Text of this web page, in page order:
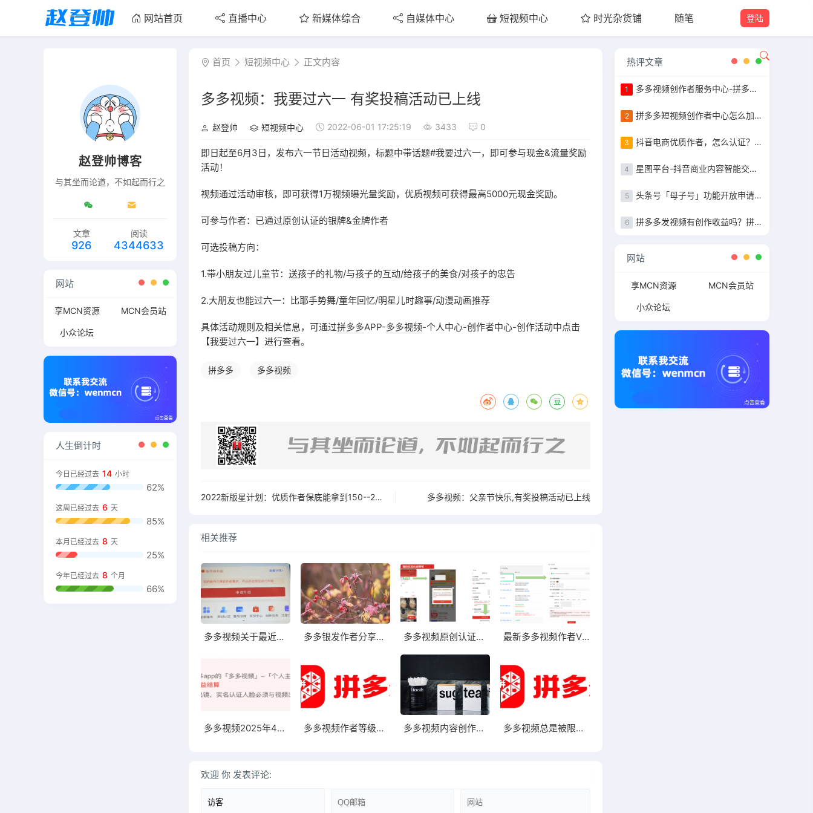
网站首页 直播中心 新媒体综合 自媒体中心 短视频中心 时光杂货铺 随笔 登陆
赵登帅博客
与其坐而论道，不如起而行之
文章
926
阅读
4344633
网站
享MCN资源 MCN会员站
小众论坛
人生倒计时
今日已经过去 14 小时
62%
这周已经过去 6 天
85%
本月已经过去 8 天
25%
今年已经过去 8 个月
66%
首页 短视频中心 正文内容
多多视频：我要过六一 有奖投稿活动已上线
赵登帅 短视频中心 2022-06-01 17:25:19 3433 0
即日起至6月3日，发布六一节日活动视频，标题中带话题#我要过六一，即可参与现金&流量奖励
活动！
视频通过活动审核，即可获得1万视频曝光量奖励，优质视频可获得最高5000元现金奖励。
可参与作者：已通过原创认证的银牌&金牌作者
可选投稿方向：
1.带小朋友过儿童节：送孩子的礼物/与孩子的互动/给孩子的美食/对孩子的忠告
2.大朋友也能过六一：比耶手势舞/童年回忆/明星儿时趣事/动漫动画推荐
具体活动规则及相关信息，可通过拼多多APP-多多视频-个人中心-创作者中心-创作活动中点击
【我要过六一】进行查看。
拼多多 多多视频
2022新版星计划：优质作者保底能拿到150--2880，持续发视频可得1w播放15--30 多多视频：父亲节快乐,有奖投稿活动已上线
相关推荐
多多视频关于最近账号掉等级异常问题 多多银发作者分享第一期 多多视频原创认证流程：一创露脸作者提交实名认证即可 最新多多视频作者V计划入驻流程（202504）
多多视频2025年4月20日上线新版V计划入驻和原创认证 多多视频作者等级认证失败提示内容为低成本 多多视频内容创作进阶指南 多多视频总是被限流？审核总是不通过？来平台审核规范自查一下视频违规红线吧！
欢迎 你 发表评论:
热评文章
1 多多视频创作者服务中心-拼多多作者等级认证
2 拼多多短视频创作者中心怎么加入，粉丝10万以上完成任务获得现金补贴
3 抖音电商优质作者，怎么认证？认证步骤指南
4 星图平台-抖音商业内容智能交易&管理平台入驻指南
5 头条号「母子号」功能开放申请+母子号统一提现功能说明
6 拼多多发视频有创作收益吗？拼多多发视频收益详解
网站
享MCN资源 MCN会员站
小众论坛